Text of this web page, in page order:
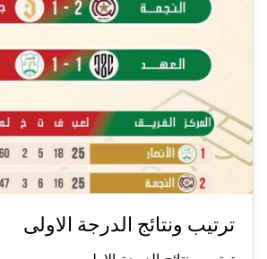
ترتيب ونتائج الدرجة الاولى